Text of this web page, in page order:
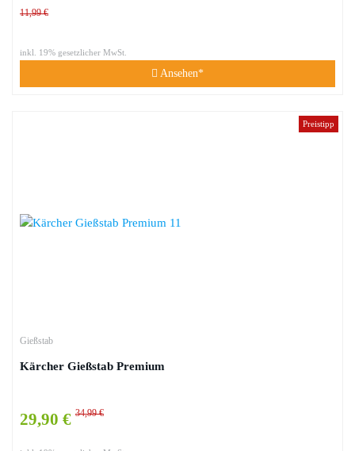
11,99 €
inkl. 19% gesetzlicher MwSt.
Ansehen*
Preistipp
Gießstab
Kärcher Gießstab Premium
29,90 € 34,99 €